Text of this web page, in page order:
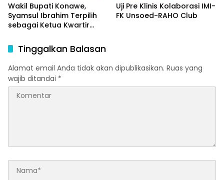
Wakil Bupati Konawe,
Syamsul Ibrahim Terpilih
sebagai Ketua Kwartir
Kabupaten Konawe.
Uji Pre Klinis Kolaborasi IMI-
FK Unsoed-RAHO Club
Tinggalkan Balasan
Alamat email Anda tidak akan dipublikasikan. Ruas yang
wajib ditandai *